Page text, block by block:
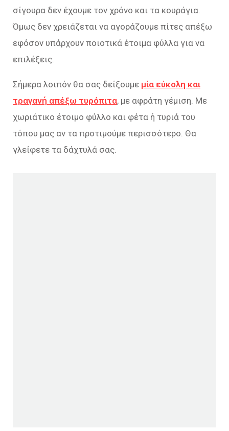
σίγουρα δεν έχουμε τον χρόνο και τα κουράγια.
Όμως δεν χρειάζεται να αγοράζουμε πίτες απέξω
εφόσον υπάρχουν ποιοτικά έτοιμα φύλλα για να
επιλέξεις.
Σήμερα λοιπόν θα σας δείξουμε μία εύκολη και
τραγανή απέξω τυρόπιτα, με αφράτη γέμιση. Με
χωριάτικο έτοιμο φύλλο και φέτα ή τυριά του
τόπου μας αν τα προτιμούμε περισσότερο. Θα
γλείφετε τα δάχτυλά σας.